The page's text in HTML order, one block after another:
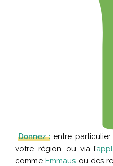
Donnez : entre
votre région, ou via l’
commeEmmaüs ou des